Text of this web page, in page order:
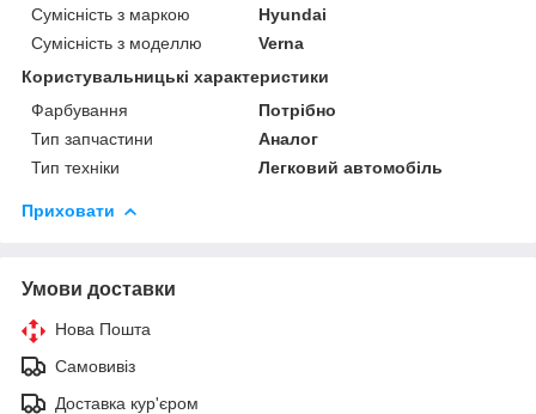
Сумісність з маркою
Hyundai
Сумісність з моделлю
Verna
Користувальницькі характеристики
Фарбування
Потрібно
Тип запчастини
Аналог
Тип техніки
Легковий автомобіль
Приховати
Умови доставки
Нова Пошта
Самовивіз
Доставка кур'єром